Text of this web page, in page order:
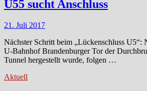
U55 sucht Anschluss
21. Juli 2017
Nächster Schritt beim „Lückenschluss U5“:
U-Bahnhof Brandenburger Tor der
Tunnel hergestellt wurde, folgen …
Aktuell